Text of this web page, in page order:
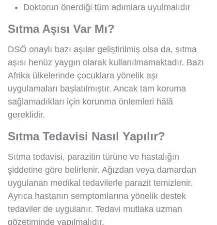
Doktorun önerdiği tüm adımlara uyulmalıdır
Sıtma Aşısı Var Mı?
DSÖ onaylı bazı aşılar geliştirilmiş olsa da, sıtma
aşısı henüz yaygın olarak kullanılmamaktadır. Bazı
Afrika ülkelerinde çocuklara yönelik aşı
uygulamaları başlatılmıştır. Ancak tam koruma
sağlamadıkları için korunma önlemleri hâlâ
gereklidir.
Sıtma Tedavisi Nasıl Yapılır?
Sıtma tedavisi, parazitin türüne ve hastalığın
şiddetine göre belirlenir. Ağızdan veya damardan
uygulanan medikal tedavilerle parazit temizlenir.
Ayrıca hastanın semptomlarına yönelik destek
tedaviler de uygulanır. Tedavi mutlaka uzman
gözetiminde yapılmalıdır.